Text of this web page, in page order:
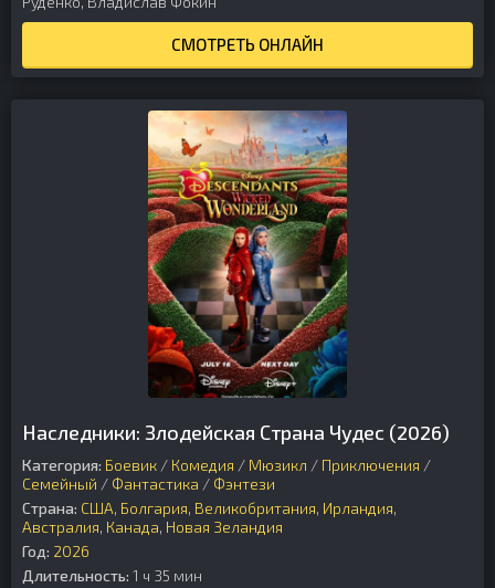
СМОТРЕТЬ ОНЛАЙН
Наследники: Злодейская Страна Чудес (2026)
Категория: Боевик / Комедия / Мюзикл / Приключения /
Семейный / Фантастика / Фэнтези
Страна: США, Болгария, Великобритания, Ирландия,
Австралия, Канада, Новая Зеландия
Год: 2026
Длительность: 1 ч 35 мин